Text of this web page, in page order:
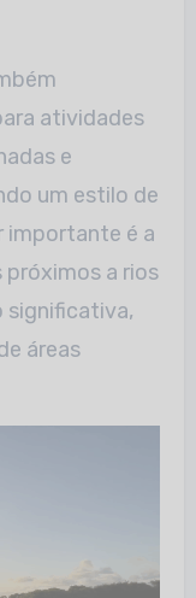
atividades
e
um estilo de
importante é a
a rios
significativa,
áreas